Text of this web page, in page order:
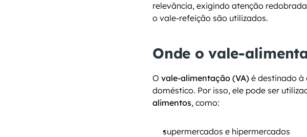
relevância, exigindo atenção
o vale-refeição são utilizados.
Onde o vale-
O vale-alimentação (VA) é destinado à
doméstico. Por isso, ele pode ser
alimentos, como:
supermercados e hipermercados